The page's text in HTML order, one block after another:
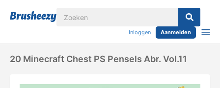
Inloggen Aanmelden
20 Minecraft Chest PS Pensels Abr. Vol.11